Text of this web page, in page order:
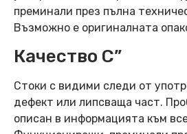
преминали през пълна
Възможно е оригиналната
Качество C”
Стоки с видими следи от
дефект или липсваща част.
описан в информацията към